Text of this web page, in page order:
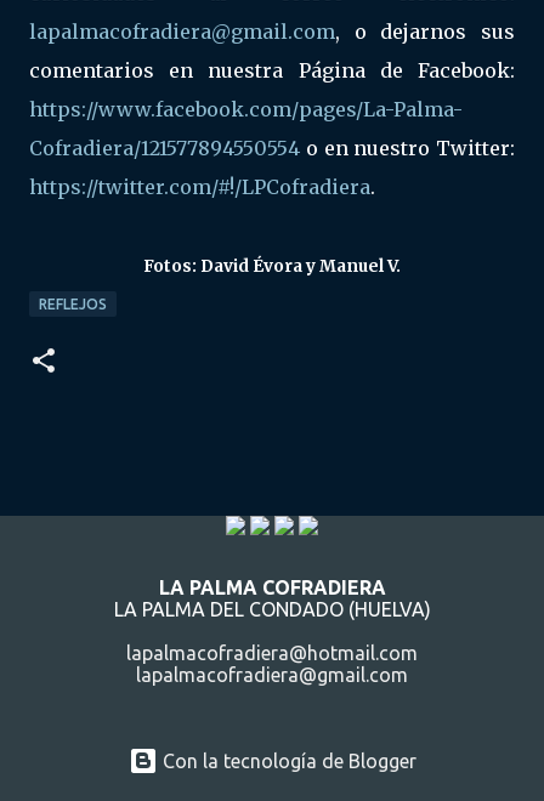
lapalmacofradiera@gmail.com, o dejarnos sus
comentarios en nuestra Página de Facebook:
https://www.facebook.com/pages/La-Palma-
Cofradiera/121577894550554 o en nuestro Twitter:
https://twitter.com/#!/LPCofradiera.
Fotos: David Évora y Manuel V.
REFLEJOS
LA PALMA COFRADIERA
LA PALMA DEL CONDADO (HUELVA)
lapalmacofradiera@hotmail.com
lapalmacofradiera@gmail.com
Con la tecnología de Blogger